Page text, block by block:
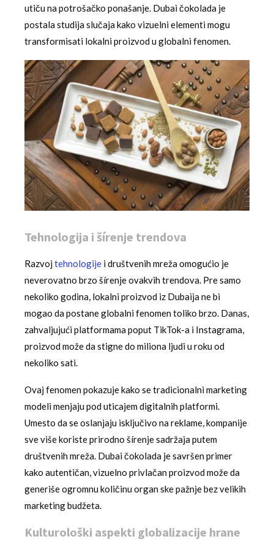
utiču na potrošačko ponašanje. Dubai čokolada je
postala studija slučaja kako vizuelni elementi mogu
transformisati lokalni proizvod u globalni fenomen.
Tehnologija i šírenje trendova
Razvojtehnologije i društvenih mreža omogućio je
neverovatno brzo šírenje ovakvih trendova. Pre samo
nekoliko godina, lokalni proizvod iz Dubaija ne bi
mogao da postane globalni fenomen toliko brzo. Danas,
zahvaljujući platformama poput TikTok-a i Instagrama,
proizvod može da stigne do miliona ljudi u roku od
nekoliko sati.
Ovaj fenomen pokazuje kako se tradicionalni marketing
modeli menjaju pod uticajem digitalnih platformi.
Umesto da se oslanjaju isključivo na reklame, kompanije
sve više koriste prirodno šírenje sadržaja putem
društvenih mreža. Dubai čokolada je savršen primer
kako autentičan, vizuelno privlačan proizvod može da
generiše ogromnu količinu organ ske pažnje bez velikih
marketing budžeta.
Kulturološki aspekti globalizacije hrane